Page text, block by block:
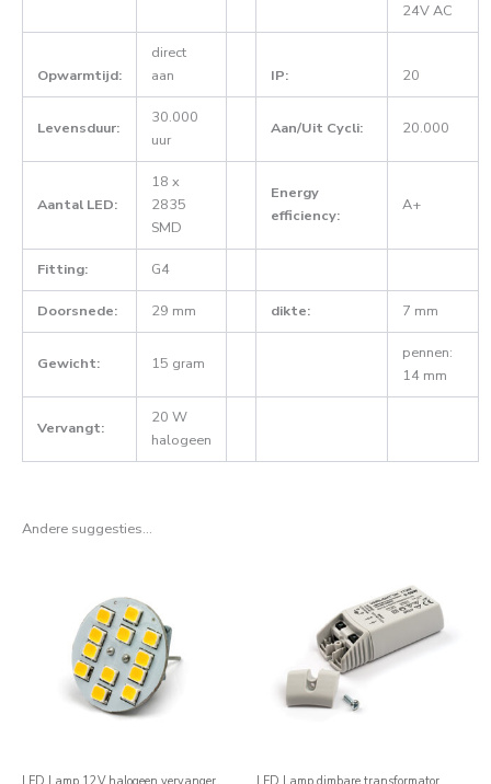
24V AC
Opwarmtijd:
direct
aan
IP: 20
Levensduur:
30.000
uur
Aan/Uit Cycli: 20.000
Aantal LED:
18 x
2835
SMD
Energy
efficiency:
A+
Fitting: G4
Doorsnede: 29 mm dikte: 7 mm
Gewicht: 15 gram
pennen:
14 mm
Vervangt:
20 W
halogeen
Andere suggesties…